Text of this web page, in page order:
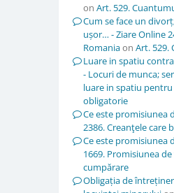
on Art. 529.
Cum se face un
ușor… - Ziare Online
Romaniaon Art.
Luare in spatiu
- Locuri de munca;
luare in spatiu
obligatorie
Ce este promisiunea
2386. Creanţele care
Ce este promisiunea
1669. Promisiunea
cumpărare
Obligația de